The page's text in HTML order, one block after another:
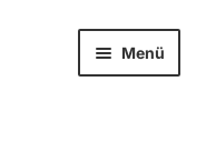
Menü